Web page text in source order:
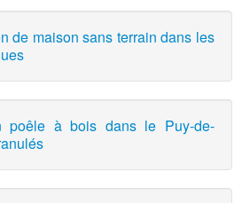
de maison sans terrain dans les
poêle à bois dans le Puy-de-